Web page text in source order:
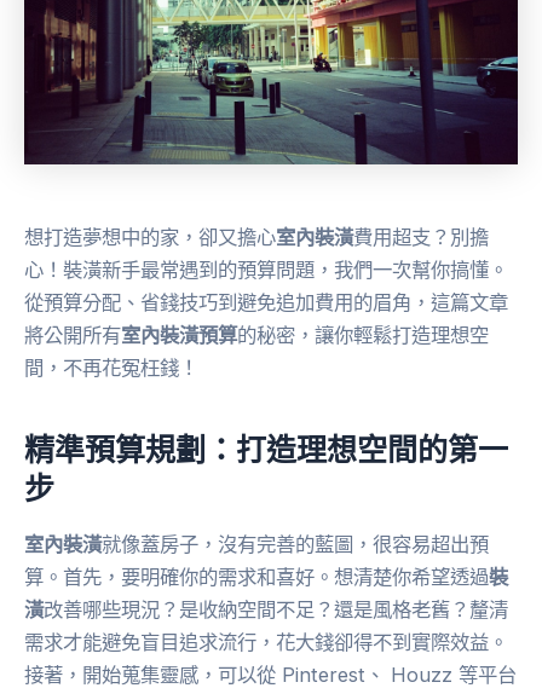
想打造夢想中的家，卻又擔心室內裝潢費用超支？別擔
心！裝潢新手最常遇到的預算問題，我們一次幫你搞懂。
從預算分配、省錢技巧到避免追加費用的眉角，這篇文章
將公開所有室內裝潢預算的秘密，讓你輕鬆打造理想空
間，不再花冤枉錢！
精準預算規劃：打造理想空間的第一
步
室內裝潢就像蓋房子，沒有完善的藍圖，很容易超出預
算。首先，要明確你的需求和喜好。想清楚你希望透過裝
潢改善哪些現況？是收納空間不足？還是風格老舊？釐清
需求才能避免盲目追求流行，花大錢卻得不到實際效益。
接著，開始蒐集靈感，可以從 Pinterest、 Houzz 等平台